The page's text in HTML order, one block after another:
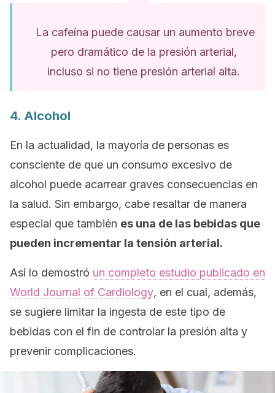
La cafeína puede causar un aumento breve
pero dramático de la presión arterial,
incluso si no tiene presión arterial alta.
4. Alcohol
En la actualidad, la mayoría de personas es
consciente de que un consumo excesivo de
alcohol puede acarrear graves consecuencias en
la salud. Sin embargo, cabe resaltar de manera
especial que también es una de las bebidas que
pueden incrementar la tensión arterial.
Así lo demostró un completo estudio publicado en
World Journal of Cardiology, en el cual, además,
se sugiere limitar la ingesta de este tipo de
bebidas con el fin de controlar la presión alta y
prevenir complicaciones.